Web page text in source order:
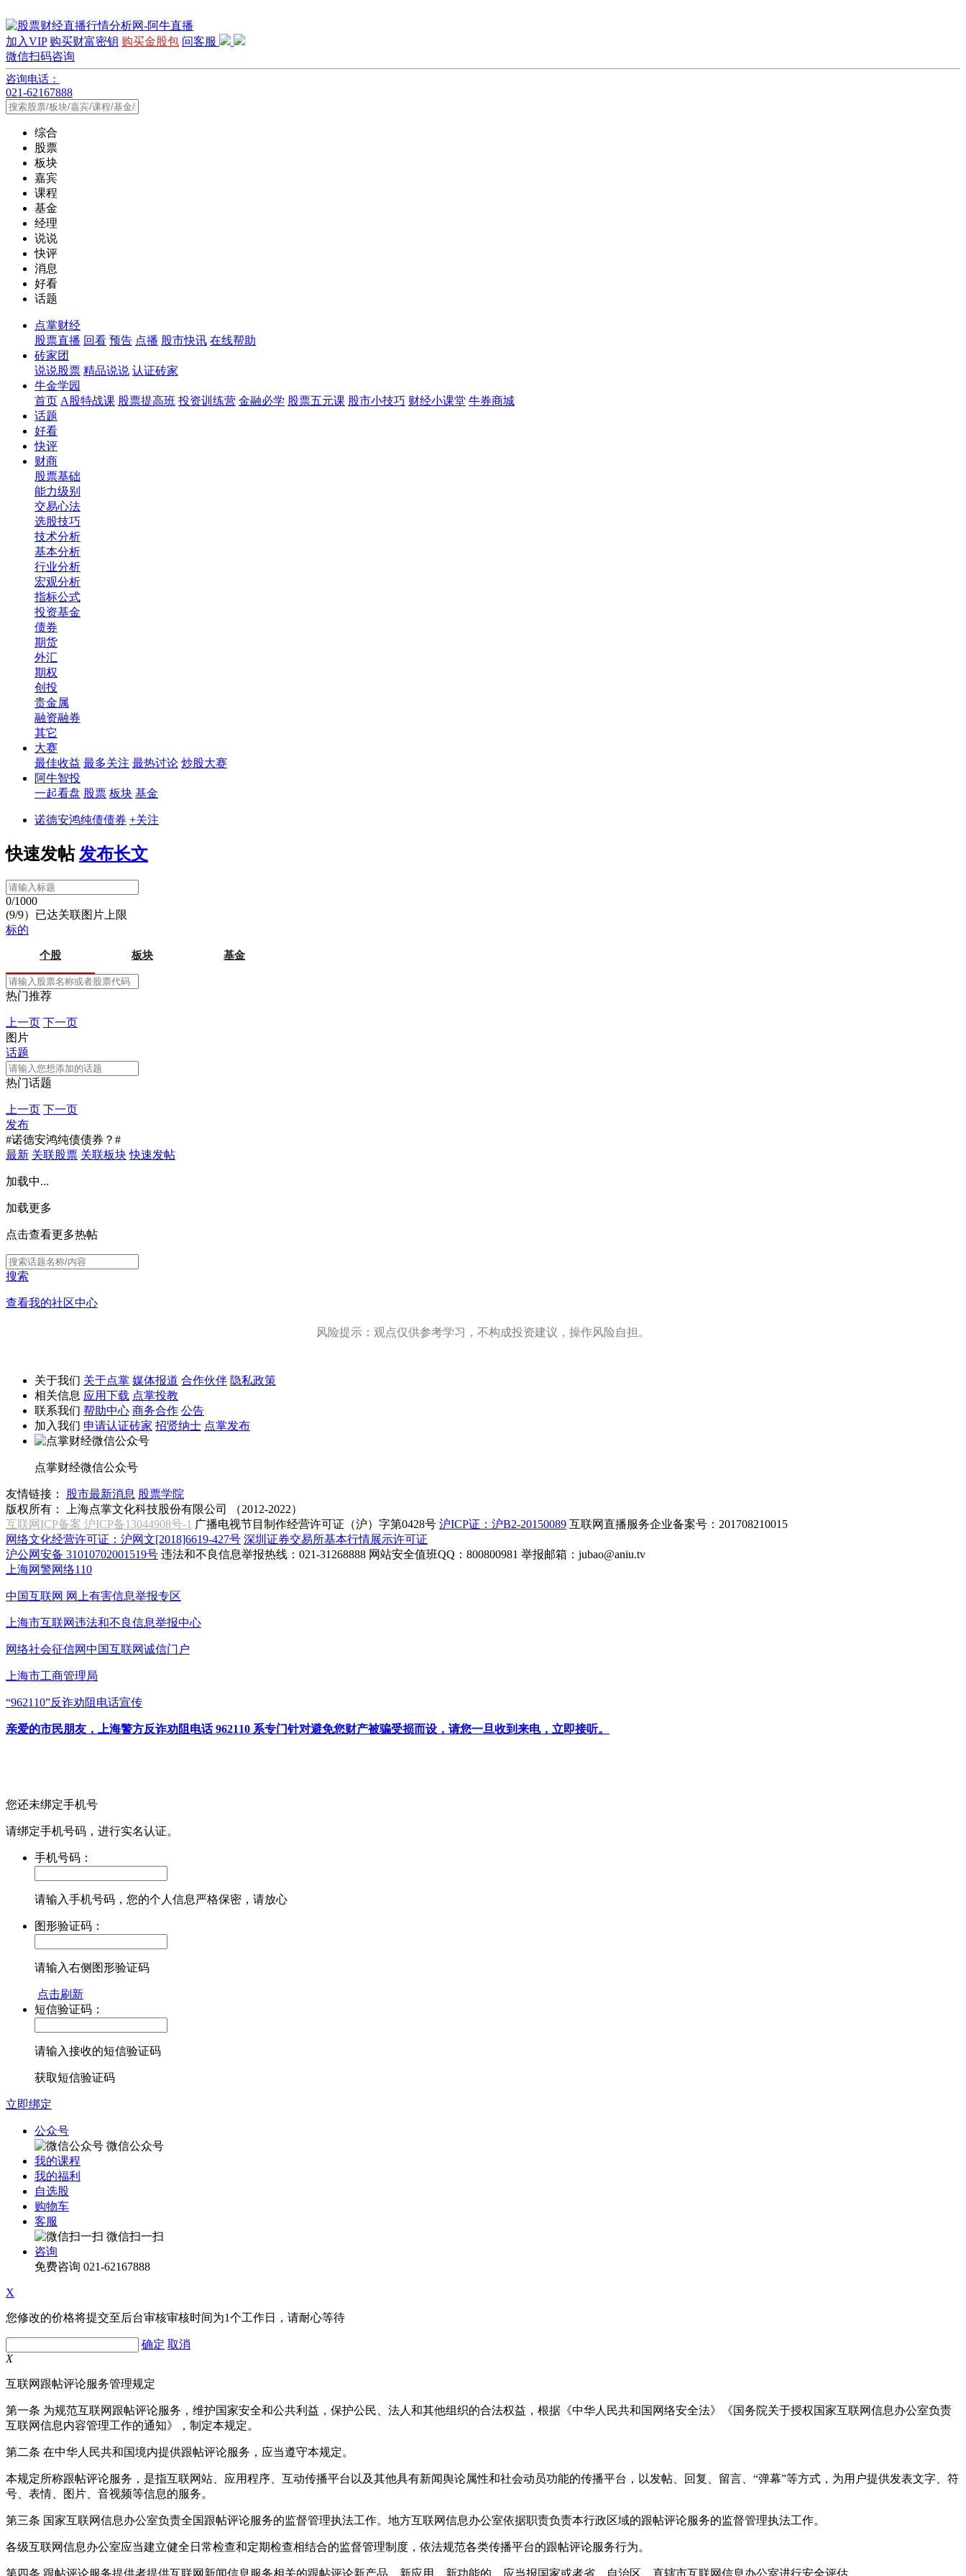
加入VIP 购买财富密钥 购买金股包 问客服
微信扫码咨询
咨询电话：
021-62167888
综合
股票
板块
嘉宾
课程
基金
经理
说说
快评
消息
好看
话题
点掌财经
股票直播 回看 预告 点播 股市快讯 在线帮助
砖家团
说说股票 精品说说 认证砖家
牛金学园
首页 A股特战课 股票提高班 投资训练营 金融必学 股票五元课 股市小技巧 财经小课堂 牛券商城
话题
好看
快评
财商
股票基础
能力级别
交易心法
选股技巧
技术分析
基本分析
行业分析
宏观分析
指标公式
投资基金
债券
期货
外汇
期权
创投
贵金属
融资融券
其它
大赛
最佳收益 最多关注 最热讨论 炒股大赛
阿牛智投
一起看盘 股票 板块 基金
诺德安鸿纯债债券 +关注
快速发帖 发布长文
0/1000
(9/9）已达关联图片上限
标的
个股 板块 基金
热门推荐
上一页 下一页
图片
话题
热门话题
上一页 下一页
发布
#诺德安鸿纯债债券？#
最新 关联股票 关联板块 快速发帖
加载中...
加载更多
点击查看更多热帖
搜索
查看我的社区中心
风险提示：观点仅供参考学习，不构成投资建议，操作风险自担。
关于我们 关于点掌 媒体报道 合作伙伴 隐私政策
相关信息 应用下载 点掌投教
联系我们 帮助中心 商务合作 公告
加入我们 申请认证砖家 招贤纳士 点掌发布
点掌财经微信公众号
友情链接： 股市最新消息 股票学院
版权所有：
上海点掌文化科技股份有限公司 （2012-2022）
互联网ICP备案 沪ICP备13044908号-1 广播电视节目制作经营许可证（沪）字第0428号 沪ICP证：沪B2-20150089 互联网直播服务企业备案号：201708210015
网络文化经营许可证：沪网文[2018]6619-427号 深圳证券交易所基本行情展示许可证
沪公网安备 31010702001519号 违法和不良信息举报热线：021-31268888 网站安全值班QQ：800800981 举报邮箱： jubao@aniu.tv
上海网警网络110
中国互联网 网上有害信息举报专区
上海市互联网违法和不良信息举报中心
网络社会征信网中国互联网诚信门户
上海市工商管理局
“962110”反诈劝阻电话宣传
亲爱的市民朋友，上海警方反诈劝阻电话 962110 系专门针对避免您财产被骗受损而设，请您一旦收到来电，立即接听。
您还未绑定手机号
请绑定手机号码，进行实名认证。
手机号码：
请输入手机号码，您的个人信息严格保密，请放心
图形验证码：
请输入右侧图形验证码
点击刷新
短信验证码：
请输入接收的短信验证码
获取短信验证码
立即绑定
公众号
微信公众号
我的课程
我的福利
自选股
购物车
客服
微信扫一扫
咨询
免费咨询 021-62167888
X
您修改的价格将提交至后台审核审核时间为1个工作日，请耐心等待
确定 取消
X
互联网跟帖评论服务管理规定
第一条 为规范互联网跟帖评论服务，维护国家安全和公共利益，保护公民、法人和其他组织的合法权益，根据《中华人民共和国网络安全法》《国务院关于授权国家互联网信息办公室负责
互联网信息内容管理工作的通知》，制定本规定。
第二条 在中华人民共和国境内提供跟帖评论服务，应当遵守本规定。
本规定所称跟帖评论服务，是指互联网站、应用程序、互动传播平台以及其他具有新闻舆论属性和社会动员功能的传播平台，以发帖、回复、留言、“弹幕”等方式，为用户提供发表文字、符
号、表情、图片、音视频等信息的服务。
第三条 国家互联网信息办公室负责全国跟帖评论服务的监督管理执法工作。地方互联网信息办公室依据职责负责本行政区域的跟帖评论服务的监督管理执法工作。
各级互联网信息办公室应当建立健全日常检查和定期检查相结合的监督管理制度，依法规范各类传播平台的跟帖评论服务行为。
第四条 跟帖评论服务提供者提供互联网新闻信息服务相关的跟帖评论新产品、新应用、新功能的，应当报国家或者省、自治区、直辖市互联网信息办公室进行安全评估。